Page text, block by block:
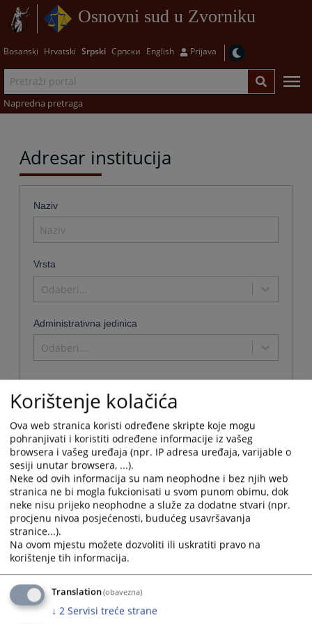
Osnovni sud u Zvorniku
Bosanski Hrvatski Srpski Српски English Prijava
Napredna pretraga
Adresar institucija
Naziv
Vrsta
Odaberi...
Administrativna jedinica
Odaberi...
Osnovni sud u Zvorniku
Naziv institucije:
Osnovni sud u Zvorniku
Adresa:
Svetog Save 122, 75400 Zvornik
Telefon:
056 210 398 i 056 213 108 - Centrala
Telefaks:
056 211 667
Adresa elektronske pošte:
ossud-zvornik@pravosudje.ba
Web stranica:
https://ossud-zvornik.pravosudje.ba
Radno vrijeme:
07:00 - 15:00
Potvrde
U Osnovnom sudu u Zvorniku građani, pored ostvarivanja svoji
prava u krivičnom, građanskom, vanparničnom, ostavinskom,
izvršnom i prekršajnom postupku, ostvaruju i svoja prava u
Zemljišno-knjižnoj kancelariji. Također, preko pisarnice suda
Korištenje kolačića
Ova web stranica koristi određene skripte koje mogu
pohranjivati i koristiti određene informacije iz vašeg
browsera i vašeg uređaja (npr. IP adresa uređaja, varijable o
sesiji unutar browsera, ...).
Neke od ovih informacija su nam neophodne i bez njih web
stranica ne bi mogla fukcionisati u svom punom obimu, dok
neke nisu prijeko neophodne a služe za dodatne stvari (npr.
procjenu nivoa posjećenosti, budućeg usavršavanja
stranice...).
Na ovom mjestu možete dozvoliti ili uskratiti pravo na
korištenje tih informacija.
Translation(obavezna)
↓ 2 Servisi treće strane